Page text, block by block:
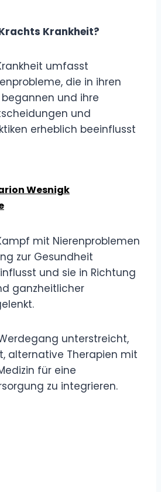
Krankheit?
umfasst
die in ihren
und ihre
und
erheblich beeinflusst
Wesnigk
mit Nierenproblemen
zur Gesundheit
und sie in Richtung
ganzheitlicher
unterstreicht,
alternative Therapien mit
für eine
zu integrieren.